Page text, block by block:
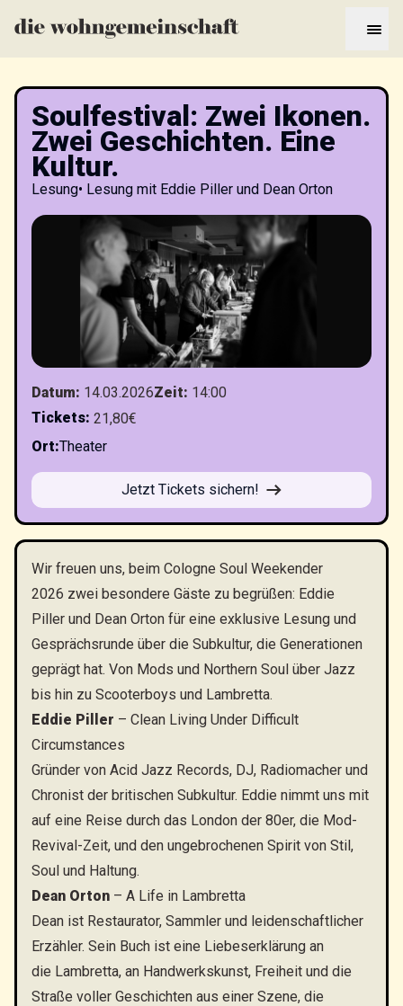
Soulfestival: Zwei Ikonen.
Zwei Geschichten. Eine
Kultur.
Lesung• Lesung mit Eddie Piller und Dean Orton
Datum: 14.03.2026Zeit: 14:00
Tickets: 21,80€
Ort:Theater
Jetzt Tickets sichern!
Wir freuen uns, beim Cologne Soul Weekender
2026 zwei besondere Gäste zu begrüßen: Eddie
Piller und Dean Orton für eine exklusive Lesung und
Gesprächsrunde über die Subkultur, die Generationen
geprägt hat. Von Mods und Northern Soul über Jazz
bis hin zu Scooterboys und Lambretta.
Eddie Piller – Clean Living Under Difficult
Circumstances
Gründer von Acid Jazz Records, DJ, Radiomacher und
Chronist der britischen Subkultur. Eddie nimmt uns mit
auf eine Reise durch das London der 80er, die Mod-
Revival-Zeit, und den ungebrochenen Spirit von Stil,
Soul und Haltung.
Dean Orton – A Life in Lambretta
Dean ist Restaurator, Sammler und leidenschaftlicher
Erzähler. Sein Buch ist eine Liebeserklärung an
die Lambretta, an Handwerkskunst, Freiheit und die
Straße voller Geschichten aus einer Szene, die